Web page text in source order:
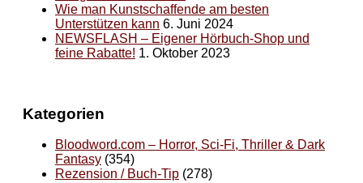
Wie man Kunstschaffende am besten
Unterstützen kann 6. Juni 2024
NEWSFLASH – Eigener Hörbuch-Shop und
feine Rabatte! 1. Oktober 2023
Kategorien
Bloodword.com – Horror, Sci-Fi, Thriller & Dark
Fantasy (354)
Rezension / Buch-Tip (278)